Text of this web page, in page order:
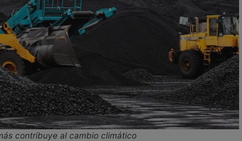
contribuye al cambio climático